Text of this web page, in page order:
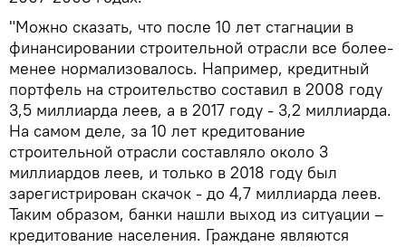
"Можно сказать, что после 10 лет стагнации в
финансировании строительной отрасли все более-
менее нормализовалось. Например, кредитный
портфель на строительство составил в 2008 году
3,5 миллиарда леев, а в 2017 году - 3,2 миллиарда.
На самом деле, за 10 лет кредитование
строительной отрасли составляло около 3
миллиардов леев, и только в 2018 году был
зарегистрирован скачок - до 4,7 миллиарда леев.
Таким образом, банки нашли выход из ситуации –
кредитование населения. Граждане являются